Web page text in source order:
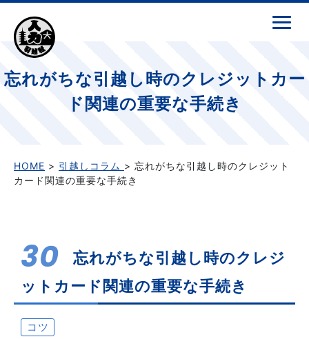
忘れがちな引越し時のクレジットカー
ド関連の重要な手続き
HOME > 引越しコラム > 忘れがちな引越し時のクレジット
カード関連の重要な手続き
30
忘れがちな引越し時のクレジ
ットカード関連の重要な手続き
コツ